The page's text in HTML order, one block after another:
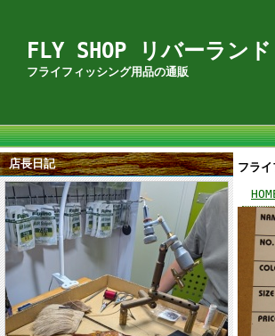
FLY SHOP リバーランド
フライフィッシング用品の通販
店長日記
フラ